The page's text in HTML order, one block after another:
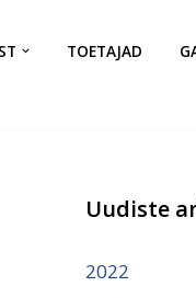
TOETAJAD
Uudiste
2022